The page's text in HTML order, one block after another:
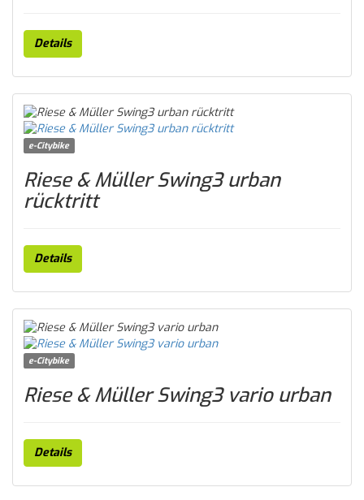
Details
e-Citybike
Riese & Müller Swing3 urban
rücktritt
Details
e-Citybike
Riese & Müller Swing3 vario urban
Details